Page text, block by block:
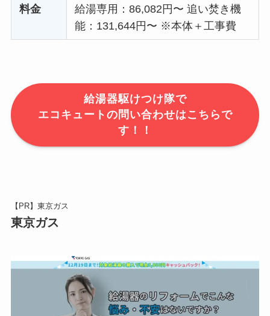
料金
給湯専用：86,082円〜 追い焚き機
能：131,644円〜 ※本体＋工事費
給湯器駆けつけ隊で
エコキュートの問い合わせはこちらで
す！！
【PR】東京ガス
東京ガス